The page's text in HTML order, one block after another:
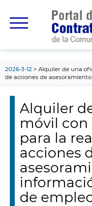
principal
2026-3-12
Alquiler de una
de acciones de
Alquiler
móvil
para la
acciones
de